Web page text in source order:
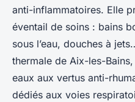
anti-inflammatoires. Elle
éventail de soins : bains
sous l’eau, douches à
thermale de Aix-les-
eaux aux vertus anti-
dédiés aux voies